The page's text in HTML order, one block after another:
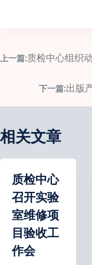
上一篇:质检中心组织
下一篇:出版
相关文章
质检中心
召开实验
室维修项
目验收工
作会